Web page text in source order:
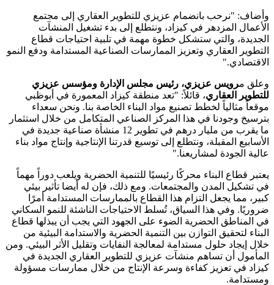
"نرحب بانضمام عزيزي للتطوير العقاري إلى مجتمع
المزدهر في كيزاد، ونتطلع إلى بدء تشغيل المنشآت
والتي ستشكل خطوة مهمة في تلبية احتياجات قطاع
العقاري وتعزيز الممارسات الصناعية المستدامة ودفع النمو
مرويس عزيزي، رئيس مجلس الإدارة ومؤسس عزيزي
العقاري ، قائلاً: "تعد منطقة كيزاد المعمورة في أبوظبي
مثالياً لخطط تصنيع مواد البناء الخاصة بنا. ونحن سعداء
وجودنا في هذا المركز الصناعي المتكامل من خلال استثمار
ما يقرب من مليار درهم في تطوير 12 منشأة صناعية جديدة في
المقبلة، ونتطلع إلى توسيع قدرتنا الإنتاجية وإنتاج مواد بناء
الجودة لمشاريعنا."
قطاع البناء محركًا رئيسيًا للتنمية الحضرية ويلعب دوراً مهماً
تشكيل المدن والمجتمعات. ومع ذلك، فإن له أيضا تأثير بيئي
مما يجعل التزام هذا القطاع بالممارسات المستدامة أمرًا
وفي هذا السياق، تُسلط الاحتياجات الناشئة للنمو السكاني
المناطق الحضرية الضوء على الجهود التي يجب أن يبذلها قطاع
لتحقيق التوازن بين التنمية الحضرية والاستدامة البيئية من
إيجاد حلول مستدامة لمعالجة النفايات وتقليل الأثر البيئي. ومن
أن تساهم منشآت عزيزي للتطوير العقاري الجديدة في
في تعزيز كفاءة وسرعة الإنتاج من خلال ممارسات مسؤولة